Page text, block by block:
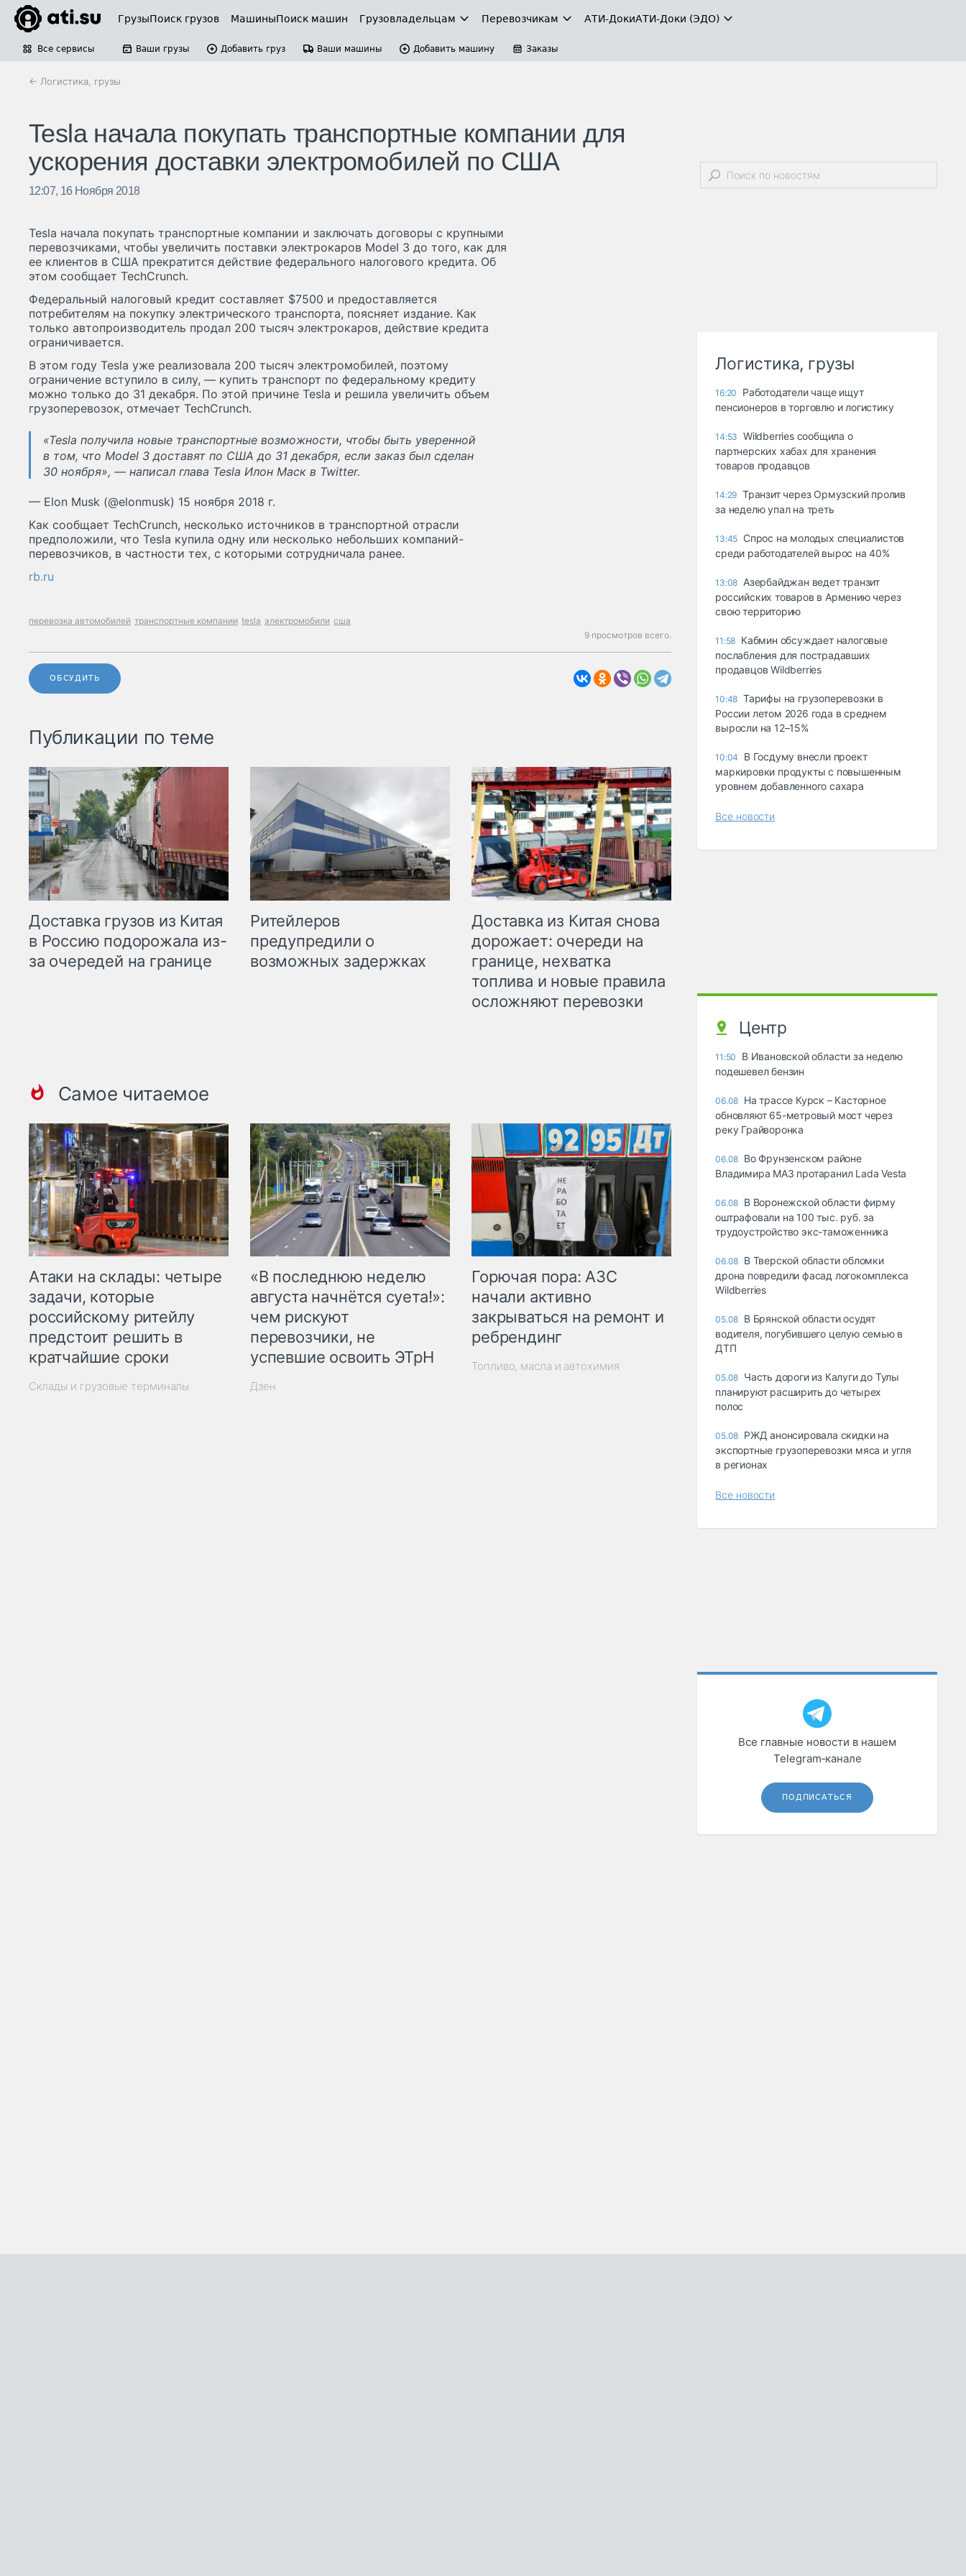
ГрузыПоиск грузов МашиныПоиск машин Грузовладельцам Перевозчикам АТИ-ДокиАТИ-Доки (ЭДО)
Все сервисы Ваши грузы Добавить груз Ваши машины Добавить машину Заказы
← Логистика, грузы
Tesla начала покупать транспортные компании для
ускорения доставки электромобилей по США
12:07, 16 Ноября 2018
Tesla начала покупать транспортные компании и заключать договоры с крупными
перевозчиками, чтобы увеличить поставки электрокаров Model 3 до того, как для
ее клиентов в США прекратится действие федерального налогового кредита. Об
этом сообщает TechCrunch.
Федеральный налоговый кредит составляет $7500 и предоставляется
потребителям на покупку электрического транспорта, поясняет издание. Как
только автопроизводитель продал 200 тысяч электрокаров, действие кредита
ограничивается.
В этом году Tesla уже реализовала 200 тысяч электромобилей, поэтому
ограничение вступило в силу, — купить транспорт по федеральному кредиту
можно только до 31 декабря. По этой причине Tesla и решила увеличить объем
грузоперевозок, отмечает TechCrunch.
«Tesla получила новые транспортные возможности, чтобы быть уверенной
в том, что Model 3 доставят по США до 31 декабря, если заказ был сделан
30 ноября», — написал глава Tesla Илон Маск в Twitter.
— Elon Musk (@elonmusk) 15 ноября 2018 г.
Как сообщает TechCrunch, несколько источников в транспортной отрасли
предположили, что Tesla купила одну или несколько небольших компаний-
перевозчиков, в частности тех, с которыми сотрудничала ранее.
rb.ru
перевозка автомобилей транспортные компании tesla электромобили сша
9 просмотров всего.
ОБСУДИТЬ
Публикации по теме
Доставка грузов из Китая
в Россию подорожала из-
за очередей на границе
Ритейлеров
предупредили о
возможных задержках
Доставка из Китая снова
дорожает: очереди на
границе, нехватка
топлива и новые правила
осложняют перевозки
Самое читаемое
Атаки на склады: четыре
задачи, которые
российскому ритейлу
предстоит решить в
кратчайшие сроки
Склады и грузовые терминалы
«В последнюю неделю
августа начнётся суета!»:
чем рискуют
перевозчики, не
успевшие освоить ЭТрН
Дзен
Горючая пора: АЗС
начали активно
закрываться на ремонт и
ребрендинг
Топливо, масла и автохимия
Логистика, грузы
16:20
Работодатели чаще ищут
пенсионеров в торговлю и логистику
14:53
Wildberries сообщила о
партнерских хабах для хранения
товаров продавцов
14:29 Транзит через Ормузский пролив
за неделю упал на треть
13:45 Спрос на молодых специалистов
среди работодателей вырос на 40%
13:08 Азербайджан ведет транзит
российских товаров в Армению через
свою территорию
11:58 Кабмин обсуждает налоговые
послабления для пострадавших
продавцов Wildberries
10:48 Тарифы на грузоперевозки в
России летом 2026 года в среднем
выросли на 12–15%
10:04
В Госдуму внесли проект
маркировки продукты с повышенным
уровнем добавленного сахара
Все новости
Центр
11:50
В Ивановской области за неделю
подешевел бензин
06.08 На трассе Курск – Касторное
обновляют 65-метровый мост через
реку Грайворонка
06.08 Во Фрунзенском районе
Владимира МАЗ протаранил Lada Vesta
06.08 В Воронежской области фирму
оштрафовали на 100 тыс. руб. за
трудоустройство экс-таможенника
06.08 В Тверской области обломки
дрона повредили фасад логокомплекса
Wildberries
05.08 В Брянской области осудят
водителя, погубившего целую семью в
ДТП
05.08 Часть дороги из Калуги до Тулы
планируют расширить до четырех
полос
05.08 РЖД анонсировала скидки на
экспортные грузоперевозки мяса и угля
в регионах
Все новости
Все главные новости в нашем
Telegram‑канале
ПОДПИСАТЬСЯ